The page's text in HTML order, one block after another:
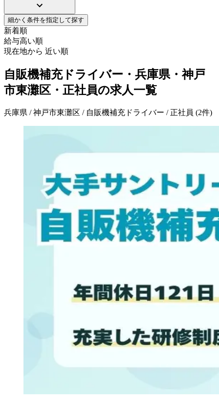
細かく条件を指定して探す
新着順
給与高い順
現在地から 近い順
自販機補充ドライバー・兵庫県・神戸
市東灘区・正社員の求人一覧
兵庫県 / 神戸市東灘区 / 自販機補充ドライバー / 正社員 (2件)